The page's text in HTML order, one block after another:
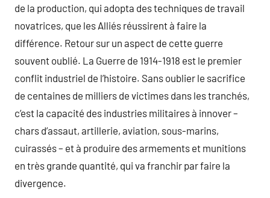
de la production, qui adopta des techniques de travail
novatrices, que les Alliés réussirent à faire la
différence. Retour sur un aspect de cette guerre
souvent oublié. La Guerre de 1914-1918 est le premier
conflit industriel de l’histoire. Sans oublier le sacrifice
de centaines de milliers de victimes dans les tranchés,
c’est la capacité des industries militaires à innover –
chars d’assaut, artillerie, aviation, sous-marins,
cuirassés – et à produire des armements et munitions
en très grande quantité, qui va franchir par faire la
divergence.